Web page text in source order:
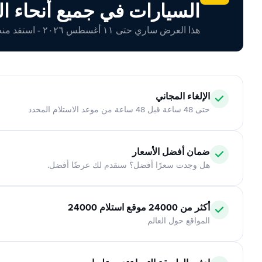
السيارات في جميع أنحاء
هذا العرض ساري حتى ١١ أغسطس ٢٠٢٦ - استفد منه اليوم!
الإلغاء المجاني
حتى 48 ساعة قبل 48 ساعة من موعد الاستلام المحدد
ضمان أفضل الأسعار
هل وجدت سعرًا أفضل؟ سنقدم لك عرضًا أفضل.
أكثر من 24000 موقع استلام 24000
المواقع حول العالم